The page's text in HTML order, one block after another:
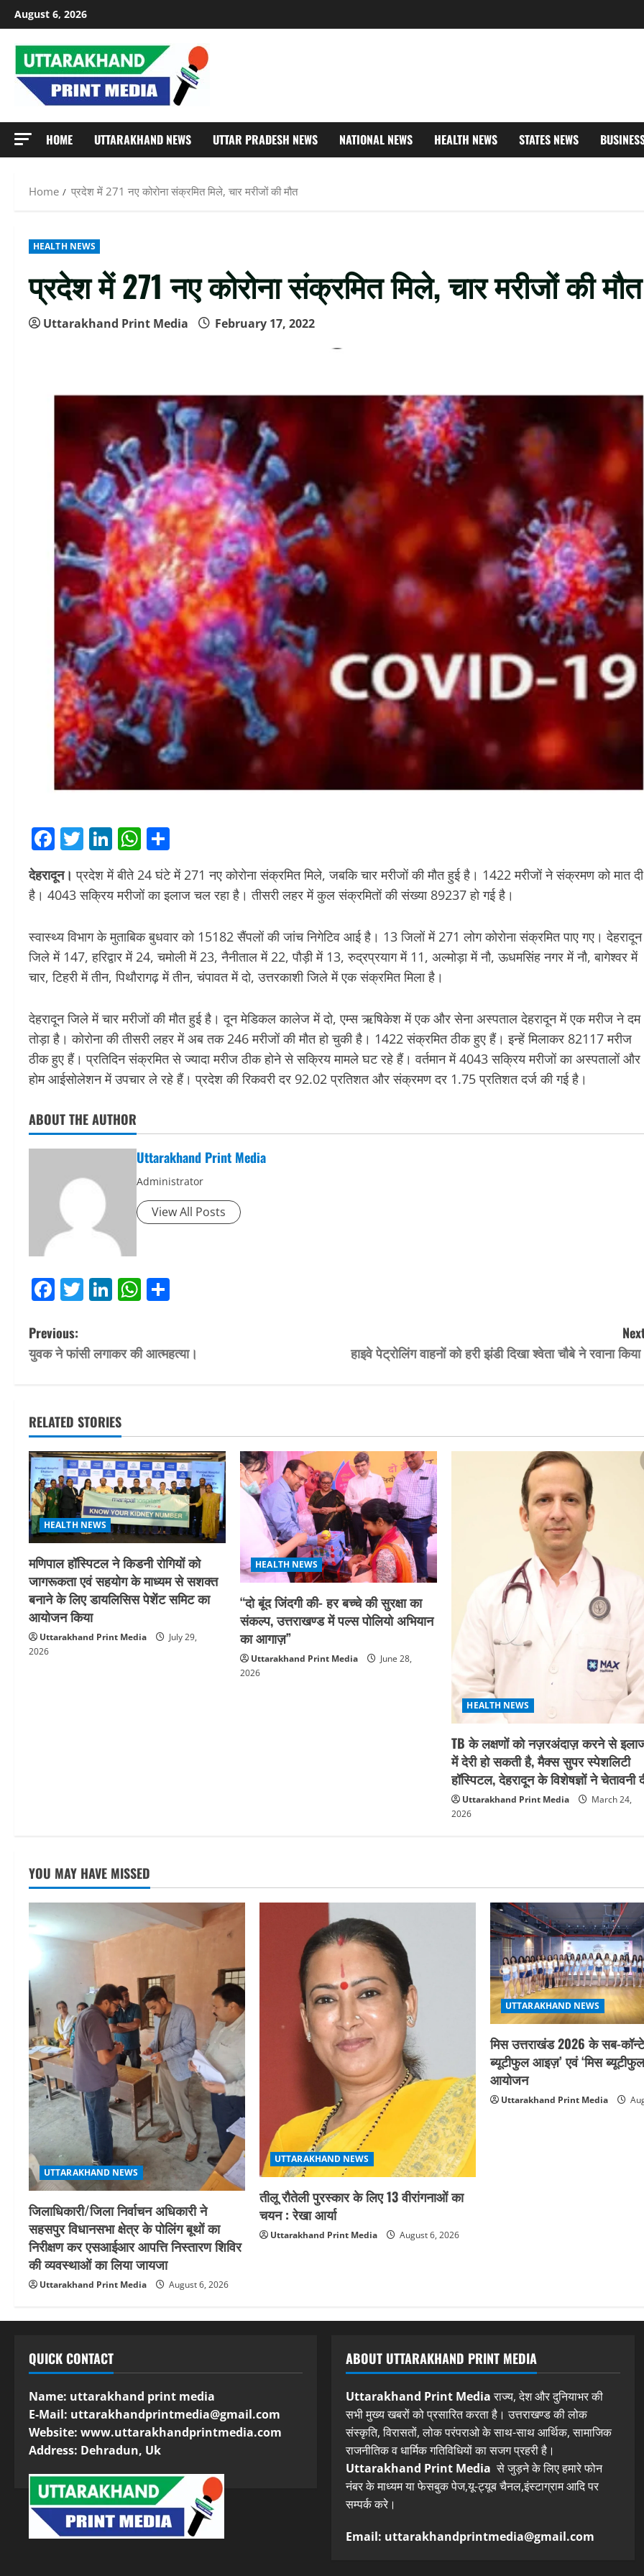
Skip
to
content
August 6, 2026
HOME UTTARAKHAND NEWS UTTAR PRADESH NEWS NATIONAL NEWS HEALTH NEWS STATES NEWS
Home प्रदेश में 271 नए कोरोना संक्रमित मिले, चार मरीजों की मौत
HEALTH NEWS
प्रदेश में 271 नए कोरोना संक्रमित मिले, चार मरीजों की मौत
Uttarakhand Print Media February 17, 2022
Facebook
Twitter
LinkedIn
WhatsApp
देहरादून। प्रदेश में बीते 24 घंटे में 271 नए कोरोना संक्रमित मिले, जबकि चार मरीजों की मौत हुई है। 1422 मरीजों ने संक्रमण को मात दी
है। 4043 सक्रिय मरीजों का इलाज चल रहा है। तीसरी लहर में कुल संक्रमितों की संख्या 89237 हो गई है।
स्वास्थ्य विभाग के मुताबिक बुधवार को 15182 सैंपलों की जांच निगेटिव आई है। 13 जिलों में 271 लोग कोरोना संक्रमित पाए गए। देहरादून
जिले में 147, हरिद्वार में 24, चमोली में 23, नैनीताल में 22, पौड़ी में 13, रुद्रप्रयाग में 11, अल्मोड़ा में नौ, ऊधमसिंह नगर में नौ, बागेश्वर में
चार, टिहरी में तीन, पिथौरागढ़ में तीन, चंपावत में दो, उत्तरकाशी जिले में एक संक्रमित मिला है।
देहरादून जिले में चार मरीजों की मौत हुई है। दून मेडिकल कालेज में दो, एम्स ऋषिकेश में एक और सेना अस्पताल देहरादून में एक मरीज ने दम
तोड़ा है। कोरोना की तीसरी लहर में अब तक 246 मरीजों की मौत हो चुकी है। 1422 संक्रमित ठीक हुए हैं। इन्हें मिलाकर 82117 मरीज
ठीक हुए हैं। प्रतिदिन संक्रमित से ज्यादा मरीज ठीक होने से सक्रिय मामले घट रहे हैं। वर्तमान में 4043 सक्रिय मरीजों का अस्पतालों और
होम आईसोलेशन में उपचार ले रहे हैं। प्रदेश की रिकवरी दर 92.02 प्रतिशत और संक्रमण दर 1.75 प्रतिशत दर्ज की गई है।
ABOUT THE AUTHOR
Uttarakhand Print Media
Administrator
View All Posts
Facebook
Twitter
LinkedIn
WhatsApp
P
o
t
n
a
v
i
g
a
t
Previous:
युवक ने फांसी लगाकर की आत्महत्या।
हाइवे पेट्रोलिंग वाहनों को हरी झंडी दिखा श्वेता चौबे ने रवाना
RELATED STORIES
HEALTH NEWS
मणिपाल हॉस्पिटल ने किडनी रोगियों को
जागरूकता एवं सहयोग के माध्यम से सशक्त
बनाने के लिए डायलिसिस पेशेंट समिट का
आयोजन किया
Uttarakhand Print Media
July 29,
2026
HEALTH NEWS
“दो बूंद जिंदगी की- हर बच्चे की सुरक्षा का
संकल्प, उत्तराखण्ड में पल्स पोलियो अभियान
का आगाज़”
Uttarakhand Print Media
June 28,
2026
HEALTH NEWS
TB के लक्षणों को नज़रअंदाज़ करने से
में देरी हो सकती है, मैक्स सुपर स्पेशलिटी
हॉस्पिटल, देहरादून के विशेषज्ञों ने चेतावनी
Uttarakhand Print Media
March 24,
2026
YOU MAY HAVE MISSED
UTTARAKHAND NEWS
जिलाधिकारी/जिला निर्वाचन अधिकारी ने
सहसपुर विधानसभा क्षेत्र के पोलिंग बूथों का
निरीक्षण कर एसआईआर आपत्ति निस्तारण शिविर
की व्यवस्थाओं का लिया जायजा
Uttarakhand Print Media August 6, 2026
UTTARAKHAND NEWS
तीलू रौतेली पुरस्कार के लिए 13 वीरांगनाओं का
चयन : रेखा आर्या
Uttarakhand Print Media August 6, 2026
UTTARAKHAND NEWS
मिस उत्तराखंड 2026 के सब-
ब्यूटीफुल आइज़’ एवं ‘मिस
आयोजन
Uttarakhand Print Media
QUICK CONTACT
Name: uttarakhand print media
E-Mail: uttarakhandprintmedia@gmail.com
Website: www.uttarakhandprintmedia.com
Address: Dehradun, Uk
ABOUT UTTARAKHAND PRINT MEDIA
Uttarakhand Print Mediaराज्य, देश और दुनियाभर की
सभी मुख्य खबरों को प्रसारित करता है। उत्तराखण्ड की लोक
संस्कृति, विरासतों, लोक परंपराओ के साथ-साथ आर्थिक, सामाजिक
राजनीतिक व धार्मिक गतिविधियों का सजग प्रहरी है।
Uttarakhand Print Media से जुड़ने के लिए हमारे फोन
नंबर के माध्यम या फेसबुक पेज,यू-ट्यूब चैनल,इंस्टाग्राम आदि पर
सम्पर्क करे।
Email: uttarakhandprintmedia@gmail.com